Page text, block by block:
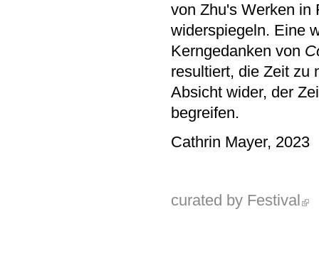
von Zhu's Werken in
widerspiegeln. Eine
Kerngedanken von
resultiert, die Zeit zu
Absicht wider, der
begreifen.
Cathrin Mayer, 2023
curated by Festival